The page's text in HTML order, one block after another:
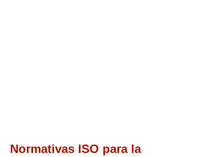
Normativas ISO para la